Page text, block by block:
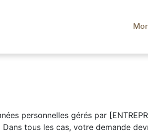
personnelles gérés par
tous les cas, votre demande